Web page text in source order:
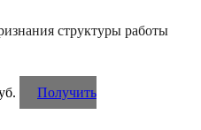
структуры работы
Получить